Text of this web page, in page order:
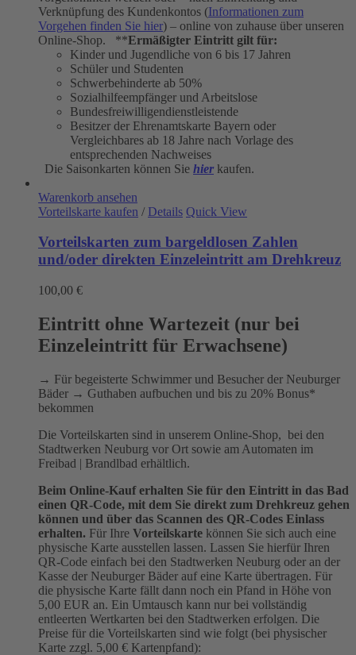
Verknüpfung des Kundenkontos (Informationen zum
Vorgehen finden Sie hier) – online von zuhause über unseren
Online-Shop. **Ermäßigter Eintritt gilt für:
Kinder und Jugendliche von 6 bis 17 Jahren
Schüler und Studenten
Schwerbehinderte ab 50%
Sozialhilfeempfänger und Arbeitslose
Bundesfreiwilligendienstleistende
Besitzer der Ehrenamtskarte Bayern oder
Vergleichbares ab 18 Jahre nach Vorlage des
entsprechenden Nachweises
Die Saisonkarten können Sie hier kaufen.
Warenkorb ansehen
Vorteilskarte kaufen / Details Quick View
Vorteilskarten zum bargeldlosen Zahlen
und/oder direkten Einzeleintritt am Drehkreuz
100,00 €
Eintritt ohne Wartezeit (nur bei
Einzeleintritt für Erwachsene)
→ Für begeisterte Schwimmer und Besucher der Neuburger
Bäder → Guthaben aufbuchen und bis zu 20% Bonus*
bekommen
Die Vorteilskarten sind in unserem Online-Shop, bei den
Stadtwerken Neuburg vor Ort sowie am Automaten im
Freibad | Brandlbad erhältlich.
Beim Online-Kauf erhalten Sie für den Eintritt in das Bad
einen QR-Code, mit dem Sie direkt zum Drehkreuz gehen
können und über das Scannen des QR-Codes Einlass
erhalten. Für Ihre Vorteilskarte können Sie sich auch eine
physische Karte ausstellen lassen. Lassen Sie hierfür Ihren
QR-Code einfach bei den Stadtwerken Neuburg oder an der
Kasse der Neuburger Bäder auf eine Karte übertragen. Für
die physische Karte fällt dann noch ein Pfand in Höhe von
5,00 EUR an. Ein Umtausch kann nur bei vollständig
entleerten Wertkarten bei den Stadtwerken erfolgen. Die
Preise für die Vorteilskarten sind wie folgt (bei physischer
Karte zzgl. 5,00 € Kartenpfand):